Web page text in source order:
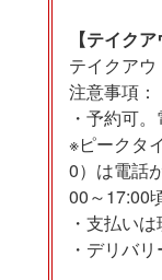
【テイク
テイクア
注意事項：
・予約可
※ピークタ
0）は電話
00～17:00
・支払い
・デリバ